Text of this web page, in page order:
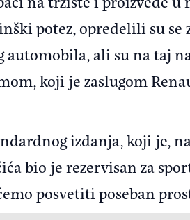
potez, opredelili su
ali su na taj
koji je zaslugom
izdanja, koji je,
bio je rezervisan za
posvetiti poseban